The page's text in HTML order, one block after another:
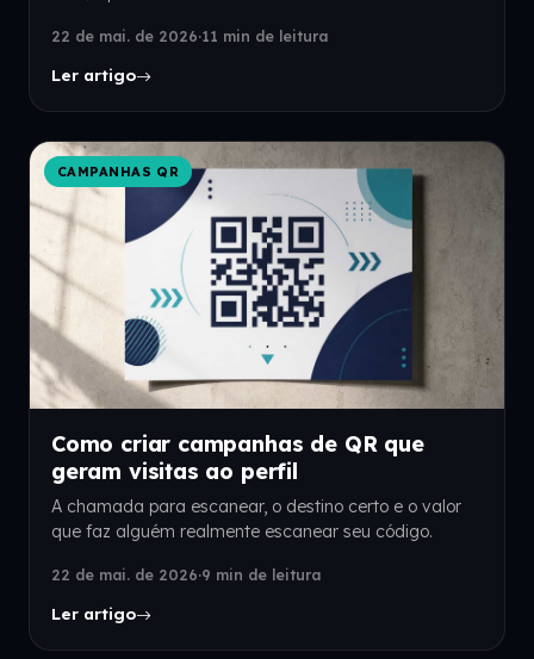
22 de mai. de 2026·11 min de leitura
Ler artigo
CAMPANHAS QR
Como criar campanhas de QR que
geram visitas ao perfil
A chamada para escanear, o destino certo e o valor
que faz alguém realmente escanear seu código.
22 de mai. de 2026·9 min de leitura
Ler artigo